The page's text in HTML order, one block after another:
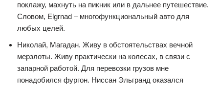
поклажу, махнуть на пикник или в дальнее путешествие.
Словом, Elgrnad – многофункциональный авто для
любых целей.
Николай, Магадан. Живу в обстоятельствах вечной
мерзлоты. Живу практически на колесах, в связи с
запарной работой. Для перевозки грузов мне
понадобился фургон. Ниссан Эльгранд оказался